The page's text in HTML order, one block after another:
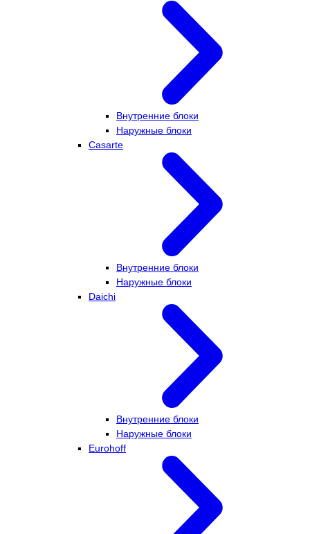
Внутренние блоки
Наружные блоки
Casarte
Внутренние блоки
Наружные блоки
Daichi
Внутренние блоки
Наружные блоки
Eurohoff